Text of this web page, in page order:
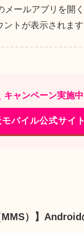
メールアプリを開
ントが表示されます
キャンペーン実施
モバイル公式サイ
MMS）】